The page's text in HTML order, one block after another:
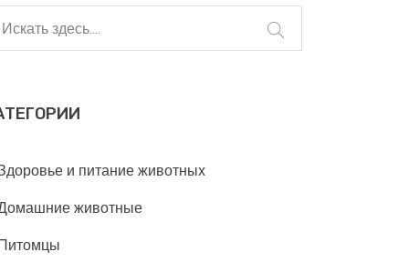
и питание животных
животные